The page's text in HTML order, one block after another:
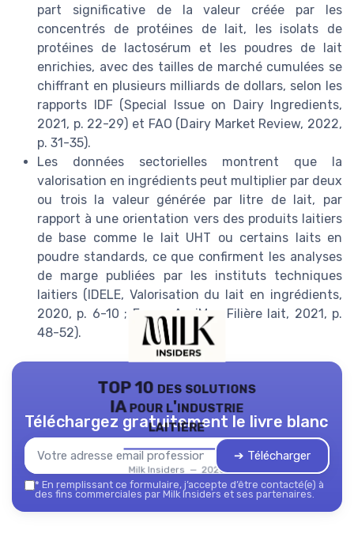
part significative de la valeur créée par les
concentrés de protéines de lait, les isolats de
protéines de lactosérum et les poudres de lait
enrichies, avec des tailles de marché cumulées se
chiffrant en plusieurs milliards de dollars, selon les
rapports IDF (Special Issue on Dairy Ingredients,
2021, p. 22-29) et FAO (Dairy Market Review, 2022,
p. 31-35).
Les données sectorielles montrent que la
valorisation en ingrédients peut multiplier par deux
ou trois la valeur générée par litre de lait, par
rapport à une orientation vers des produits laitiers
de base comme le lait UHT ou certains laits en
poudre standards, ce que confirment les analyses
de marge publiées par les instituts techniques
laitiers (IDELE, Valorisation du lait en ingrédients,
2020, p. 6-10 ; FranceAgriMer, Filière lait, 2021, p.
48-52).
TOP 10 des solutions
IA pour l'industrie
laitière
Milk Insiders — 2026
Téléchargez gratuitement le livre blanc
➔ Télécharger
* En remplissant ce formulaire, j’accepte d’être contacté(e) à
des fins commerciales par Milk Insiders et ses partenaires.